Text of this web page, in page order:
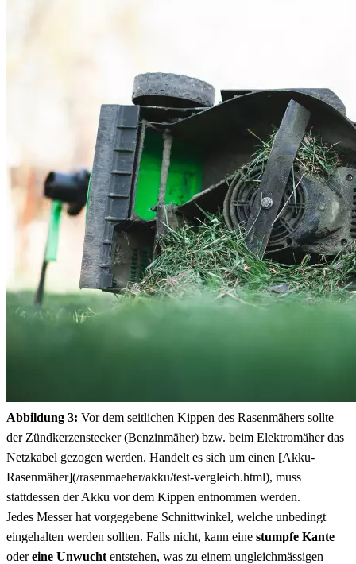
Abbildung 3: Vor dem seitlichen Kippen des Rasenmähers sollte
der Zündkerzenstecker (Benzinmäher) bzw. beim Elektromäher das
Netzkabel gezogen werden. Handelt es sich um einen [Akku-
Rasenmäher](/rasenmaeher/akku/test-vergleich.html), muss
stattdessen der Akku vor dem Kippen entnommen werden.
Jedes Messer hat vorgegebene Schnittwinkel, welche unbedingt
eingehalten werden sollten. Falls nicht, kann eine stumpfe Kante
odereine Unwucht entstehen, was zu einem ungleichmässigen